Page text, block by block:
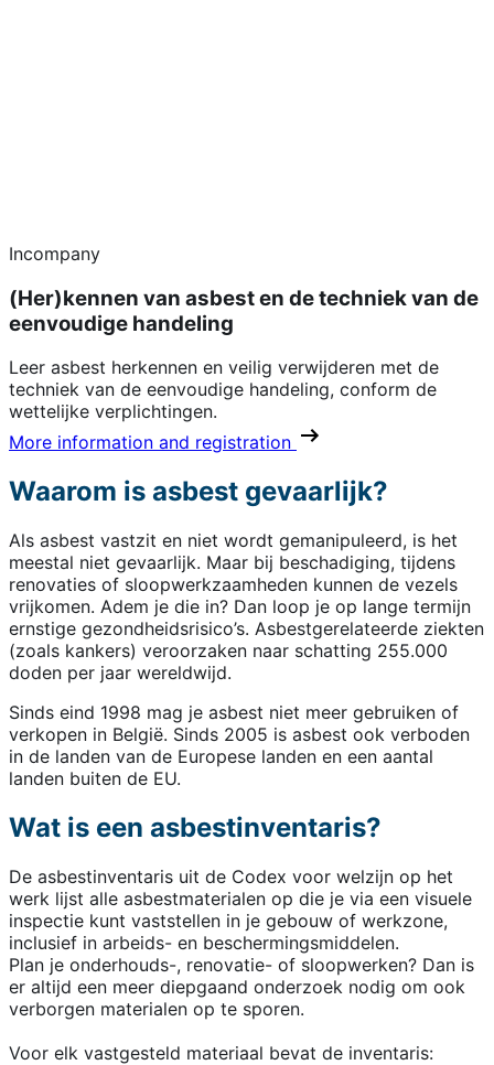
Incompany
(Her)kennen van asbest en de techniek van de
eenvoudige handeling
Leer asbest herkennen en veilig verwijderen met de
techniek van de eenvoudige handeling, conform de
wettelijke verplichtingen.
More information and registration
Waarom is asbest gevaarlijk?
Als asbest vastzit en niet wordt gemanipuleerd, is het
meestal niet gevaarlijk. Maar bij beschadiging, tijdens
renovaties of sloopwerkzaamheden kunnen de vezels
vrijkomen. Adem je die in? Dan loop je op lange termijn
ernstige gezondheidsrisico’s. Asbestgerelateerde ziekten
(zoals kankers) veroorzaken naar schatting 255.000
doden per jaar wereldwijd.
Sinds eind 1998 mag je asbest niet meer gebruiken of
verkopen in België. Sinds 2005 is asbest ook verboden
in de landen van de Europese landen en een aantal
landen buiten de EU.
Wat is een asbestinventaris?
De asbestinventaris uit de Codex voor welzijn op het
werk lijst alle asbestmaterialen op die je via een visuele
inspectie kunt vaststellen in je gebouw of werkzone,
inclusief in arbeids- en beschermingsmiddelen.
Plan je onderhouds-, renovatie- of sloopwerken? Dan is
er altijd een meer diepgaand onderzoek nodig om ook
verborgen materialen op te sporen.
Voor elk vastgesteld materiaal bevat de inventaris: